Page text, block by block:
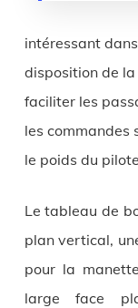
intéressant
disposition de
faciliter les
les commandes
le poids du
Le tableau de
plan vertical,
pour la
large face